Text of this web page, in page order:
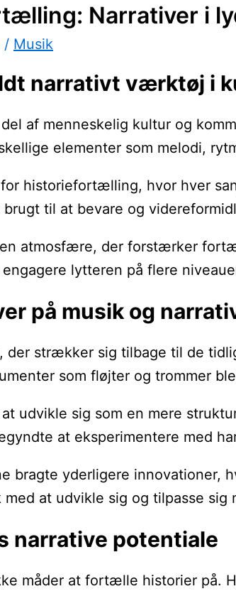
Narrativer i
/ Musik
narrativt værktøj i
af menneskelig kultur og
elementer som melodi,
historiefortælling, hvor hver
til at bevare og
atmosfære, der forstærker
lytteren på flere
på musik og
der strækker sig tilbage til de
som fløjter og trommer
udvikle sig som en mere
at eksperimentere med
bragte yderligere
at udvikle sig og tilpasse
narrative potentiale
måder at fortælle historier på.